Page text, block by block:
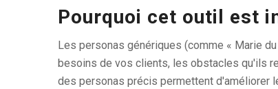
Pourquoi cet outil est
Les personas génériques (comme « Marie
besoins de vos clients, les obstacles qu'ils
des personas précis permettent d'améliorer